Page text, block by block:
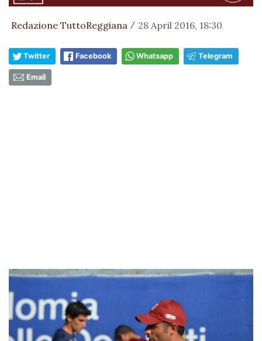
Redazione TuttoReggiana / 28 April 2016, 18:30
Twitter Facebook Whatsapp Telegram
Email